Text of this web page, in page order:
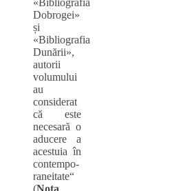
Dobrogei»
și
«Bibliografia
Dunării»,
autorii
volumului
au
considerat
că este
necesară o
aducere a
acestuia în
contempo-
raneitate“
(Nota